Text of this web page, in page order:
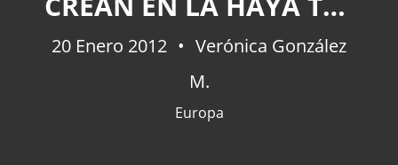
20 Enero 2012
Verónica González
M.
Europa
Barcelona (47)
(47)
Venezuela(43)